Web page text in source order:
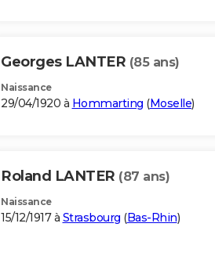
Georges LANTER (85 ans)
Naissance
29/04/1920 à Hommarting (Moselle)
Roland LANTER (87 ans)
Naissance
15/12/1917 à Strasbourg (Bas-Rhin)